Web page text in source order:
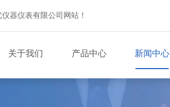
器仪表有限公司网站！
关于我们 产品中心 新闻中心